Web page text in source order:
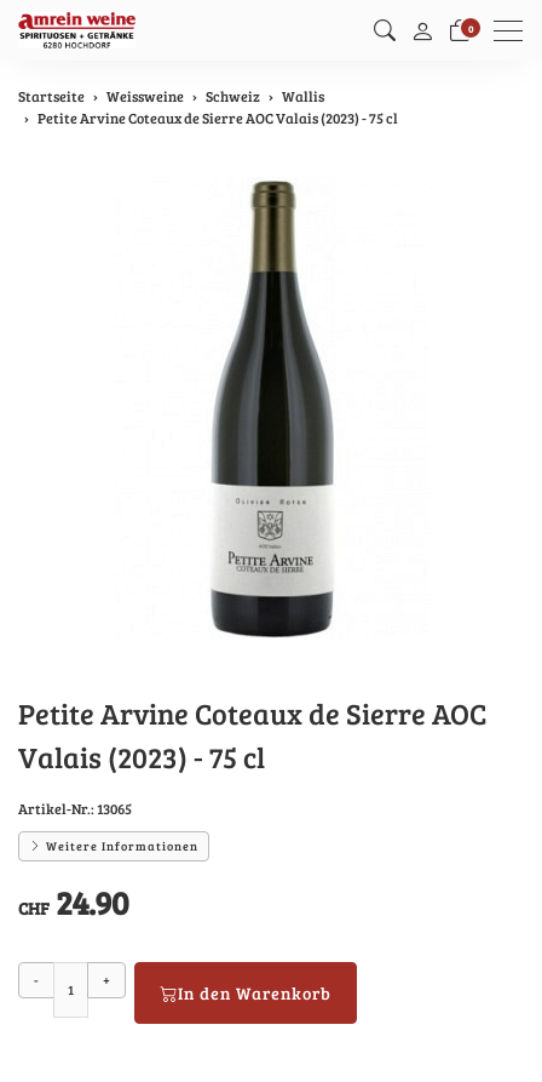
0 Menu
Startseite Weissweine Schweiz
Wallis
Petite Arvine Coteaux de Sierre AOC Valais (2023) - 75 cl
Petite Arvine Coteaux de Sierre AOC
Valais (2023) - 75 cl
Artikel-Nr.:13065
Weitere Informationen
CHF 24.90
- +
In den Warenkorb